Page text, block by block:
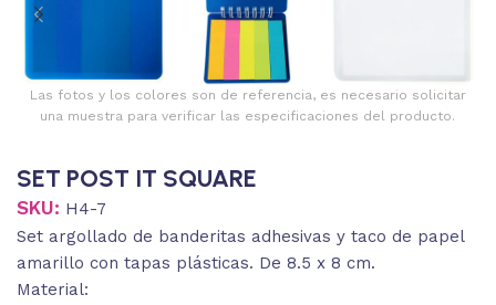
Las fotos y los colores son de referencia, es necesario solicitar
una muestra para verificar las especificaciones del producto.
SET POST IT SQUARE
SKU: H4-7
Set argollado de banderitas adhesivas y taco de papel
amarillo con tapas plásticas. De 8.5 x 8 cm.
Material: